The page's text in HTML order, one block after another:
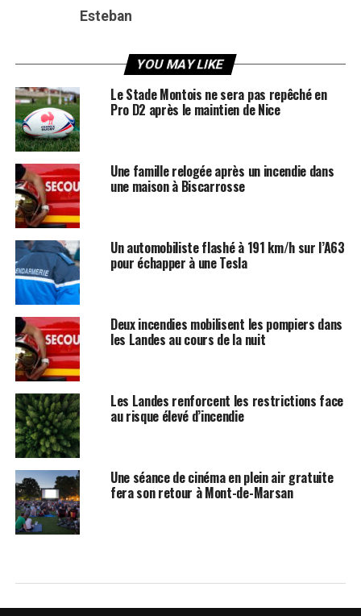
Esteban
YOU MAY LIKE
Le Stade Montois ne sera pas repêché en
Pro D2 après le maintien de Nice
Une famille relogée après un incendie dans
une maison à Biscarrosse
Un automobiliste flashé à 191 km/h sur l’A63
pour échapper à une Tesla
Deux incendies mobilisent les pompiers dans
les Landes au cours de la nuit
Les Landes renforcent les restrictions face
au risque élevé d’incendie
Une séance de cinéma en plein air gratuite
fera son retour à Mont-de-Marsan